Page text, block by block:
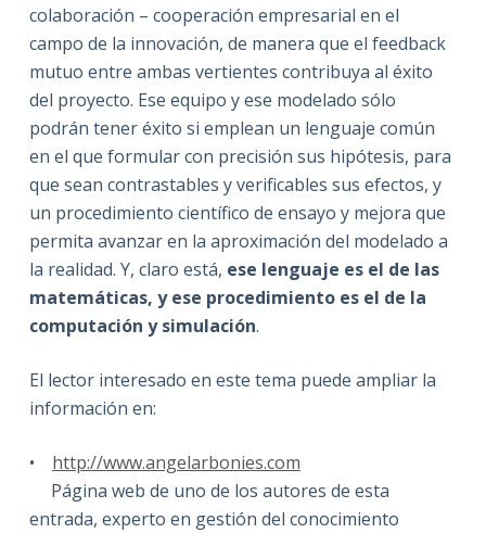
colaboración – cooperación empresarial en el
campo de la innovación, de manera que el feedback
mutuo entre ambas vertientes contribuya al éxito
del proyecto. Ese equipo y ese modelado sólo
podrán tener éxito si emplean un lenguaje común
en el que formular con precisión sus hipótesis, para
que sean contrastables y verificables sus efectos, y
un procedimiento científico de ensayo y mejora que
permita avanzar en la aproximación del modelado a
la realidad. Y, claro está, ese lenguaje es el de las
matemáticas, y ese procedimiento es el de la
computación y simulación.
El lector interesado en este tema puede ampliar la
información en:
• http://www.angelarbonies.com
Página web de uno de los autores de esta
entrada, experto en gestión del conocimiento